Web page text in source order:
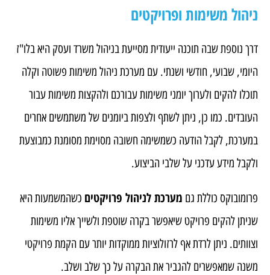
ניהול משימות ופרויקטים
דרך נוספת שבה תוכנה ייעודית מסייעת בניהול משרד ועסק היא בלו"ז
היומי, שבועי, חודשי ושנתי. עם מערכת ניהול משימות פשוטה וקלה
תוכלו להקים ולערוך יומני משימות עבורכם ולהקצות משימות עבור
העובדים. כמו כן, ניתן לשתף ולצפות ביומנים של משתמשים אחרים
במערכת, לקבל הודעה כשמשימה חשובה מסוימת מסומנת כמבוצעת
ולקבל מידע עדכני על שלבי הביצוע.
פרומובוקס כוללת גם מערכת לניהול פרויקטים כשהמשמעות היא
שניתן להקים פרויקט שיאפשר בקרה שוטפת ולשייך אליו משימות
וצוותים. ניתן לרדת אף לרזולוציות ממוקדות יותר עם הקמת פרויקטי
משנה שמאפשרים להגביר את הבקרה על כך שלב ושלב.